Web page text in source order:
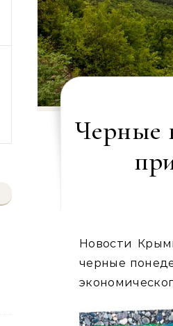
Черные
Новости Крымнаша. Выпуск #1366 за 13.08.2018 «В россии
черные